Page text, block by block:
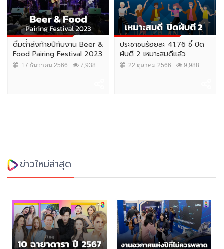
ดื่มด่ำส่งท้ายปีกับงาน Beer &
Food Pairing Festival 2023
17 ธันวาคม 2566 7,938
ประชาชนร้อยละ 41.76 ชี้ ปิด
ผับตี 2 เหมาะสมดีแล้ว
22 ตุลาคม 2566 9,988
ข่าวใหม่ล่าสุด